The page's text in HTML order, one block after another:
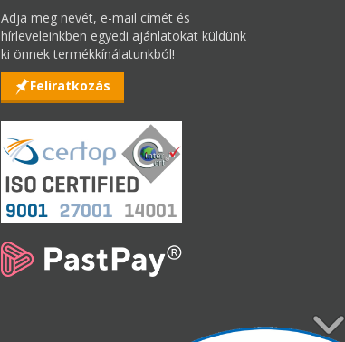
Adja meg nevét, e-mail címét és
hírleveleinkben egyedi ajánlatokat küldünk
ki önnek termékkínálatunkból!
Feliratkozás